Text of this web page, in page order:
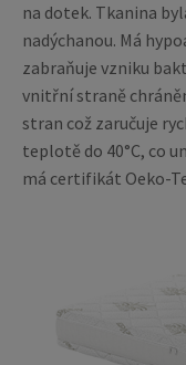
na dotek. Tkanina
nadýchanou. Má
zabraňuje vzniku
vnitřní straně
stran což zaručuje
teplotě do 40°C, co
má certifikát Oeko-